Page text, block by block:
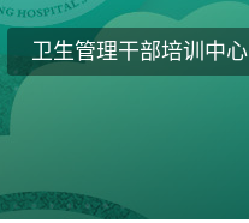
卫生管理干部培训中心